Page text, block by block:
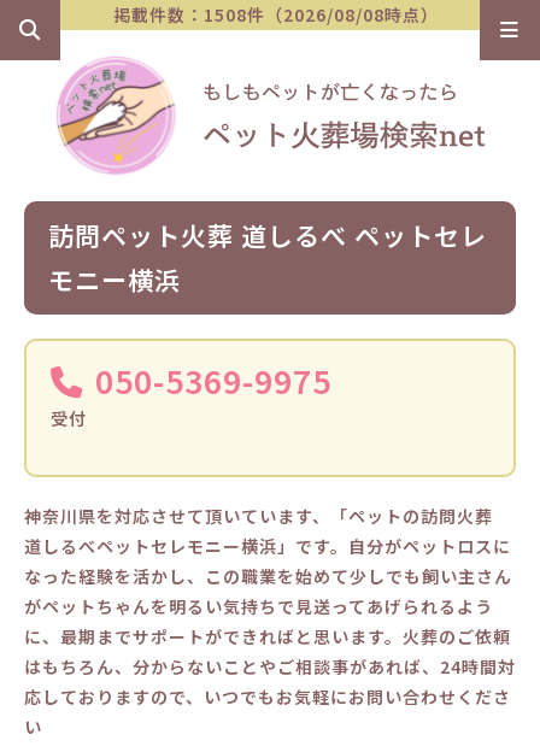
掲載件数：1508件（2026/08/08時点）
訪問ペット火葬 道しるべ ペットセレ
モニー横浜
050-5369-9975
受付
神奈川県を対応させて頂いています、「ペットの訪問火葬
道しるべペットセレモニー横浜」です。自分がペットロスに
なった経験を活かし、この職業を始めて少しでも飼い主さん
がペットちゃんを明るい気持ちで見送ってあげられるよう
に、最期までサポートができればと思います。火葬のご依頼
はもちろん、分からないことやご相談事があれば、24時間対
応しておりますので、いつでもお気軽にお問い合わせくださ
い